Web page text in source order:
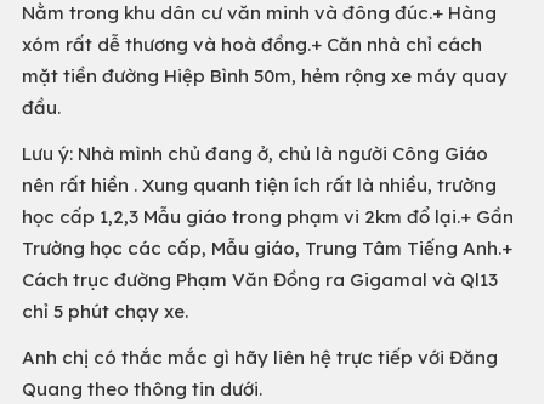
Nằm trong khu dân cư văn minh và đông đúc.+ Hàng
xóm rất dễ thương và hoà đồng.+ Căn nhà chỉ cách
mặt tiền đường Hiệp Bình 50m, hẻm rộng xe máy quay
đầu.
Lưu ý: Nhà mình chủ đang ở, chủ là người Công Giáo
nên rất hiền . Xung quanh tiện ích rất là nhiều, trường
học cấp 1,2,3 Mẫu giáo trong phạm vi 2km đổ lại.+ Gần
Trường học các cấp, Mẫu giáo, Trung Tâm Tiếng Anh.+
Cách trục đường Phạm Văn Đồng ra Gigamal và Ql13
chỉ 5 phút chạy xe.
Anh chị có thắc mắc gì hãy liên hệ trực tiếp với Đăng
Quang theo thông tin dưới.